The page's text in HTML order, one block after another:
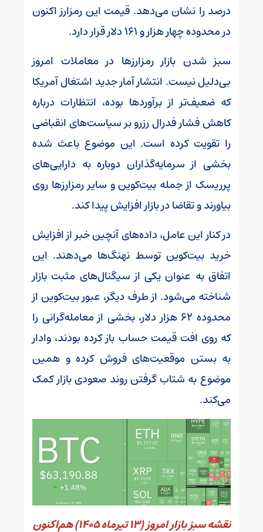
درصد را نشان می‌دهد. قیمت این رمزارز اکنون
در محدوده چهار هزار و ۱۶۱ دلار قرار دارد.
سبز شدن بازار رمزارز‌ها در معاملات امروز
بی‌دلیل نیست. انتشار آمار جدید اشتغال آمریکا
که ضعیف‌تر از برآورد‌ها بوده، انتظارات درباره
کاهش فشار فدرال رزرو بر سیاست‌های انقباضی
را تقویت کرده است. این موضوع باعث شده
بخشی از سرمایه‌گذاران دوباره به دارایی‌های
پرریسک از جمله بیت‌کوین و سایر رمزارز‌ها روی
بیاورند و تقاضا در بازار افزایش پیدا کند.
در کنار این عامل، داده‌های آنچین خبر از افزایش
خرید بیت‌کوین توسط نهنگ‌ها می‌دهند. این
اتفاق به عنوان یکی از سیگنال‌های مثبت بازار
شناخته می‌شود. از طرف دیگر، عبور بیت‌کوین از
محدوده ۶۲ هزار دلار، بخشی از معامله‌گرانی را
که روی افت قیمت حساب باز کرده بودند، وادار
به بستن موقعیت‌های فروش کرده و همین
موضوع به شتاب گرفتن روند صعودی بازار کمک
می‌کند.
نقشه سبز بازار امروز (۱۳ تیرماه ۱۴۰۵) هم‌اکنون